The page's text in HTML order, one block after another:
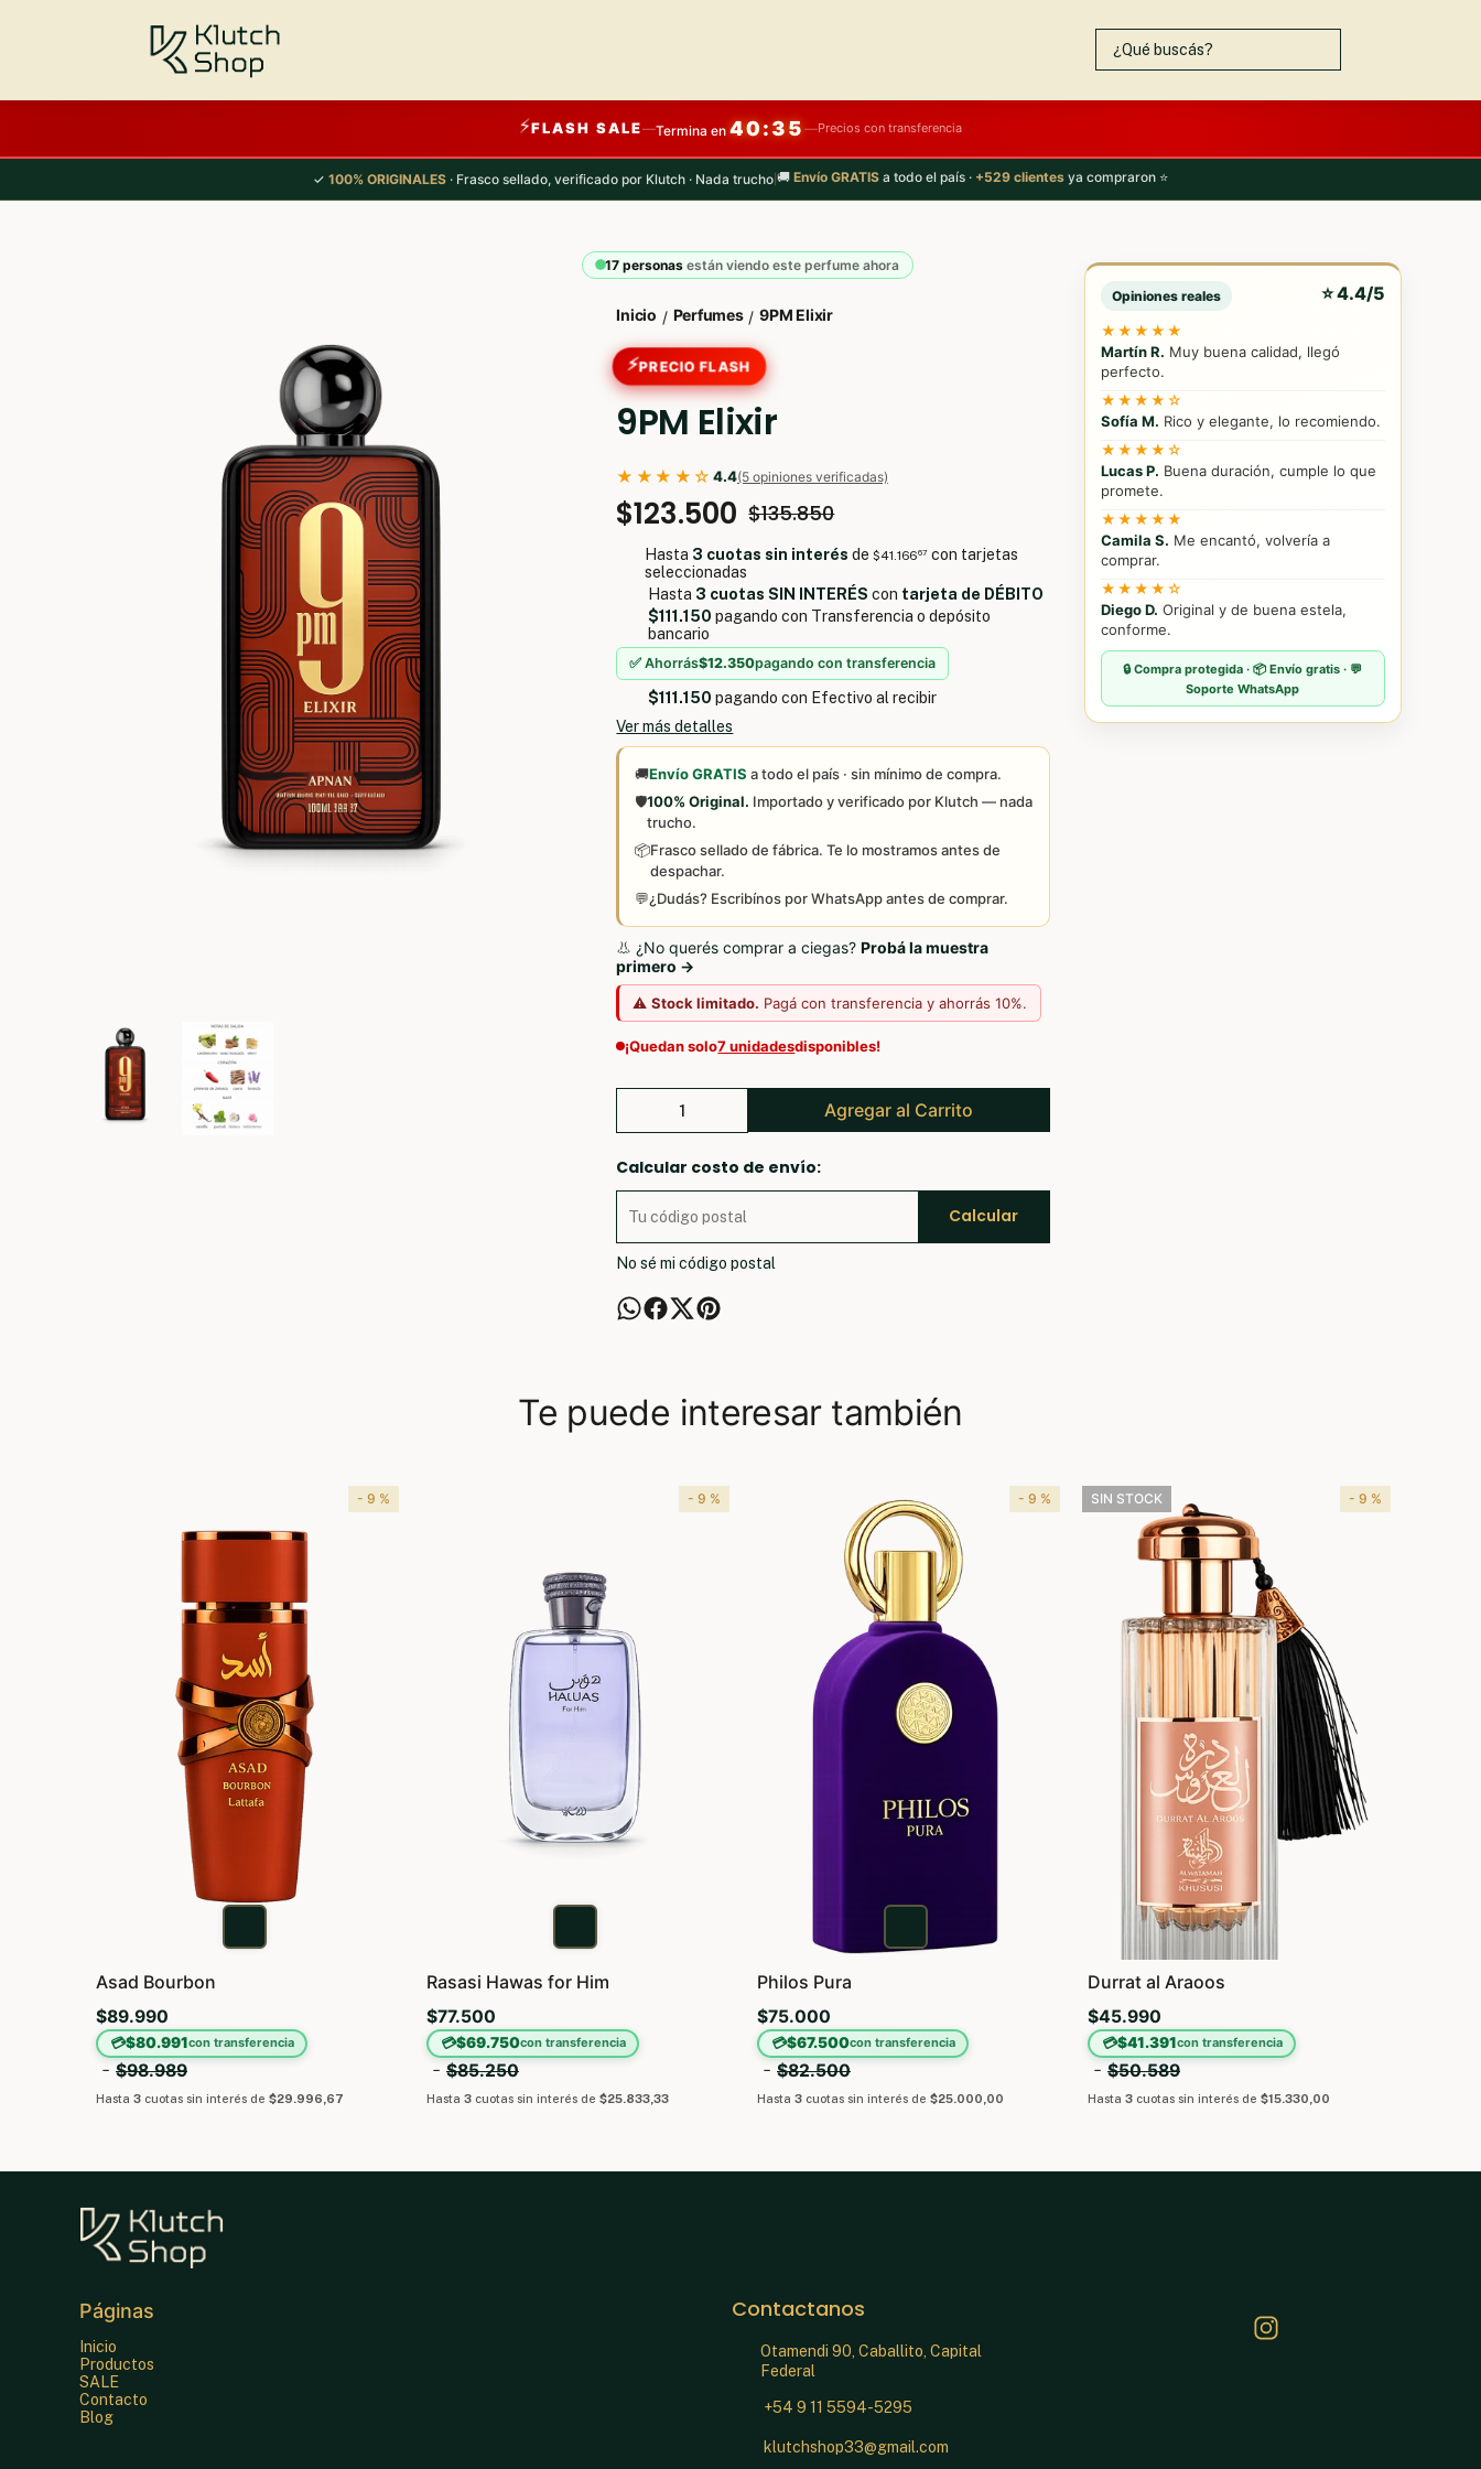
⚡FLASH SALE—Termina en 40:34 —Precios con transferencia
✓ 100% ORIGINALES · Frasco sellado, verificado por Klutch · Nada trucho 🚚 Envío GRATIS a todo el país · +529 clientes ya compraron ⭐
17 personasestán viendo este perfume ahora
Inicio / Perfumes / 9PM Elixir
⚡PRECIO FLASH
9PM Elixir
★★★★☆ 4.4(5 opiniones verificadas)
$123.500 $135.850
Hasta 3 cuotas sin interés de $41.16667con tarjetas
seleccionadas
Hasta 3 cuotas SIN INTERÉS con tarjeta de DÉBITO
$111.150 pagando con Transferencia o depósito
bancario
✅ Ahorrás$12.350pagando con transferencia
$111.150 pagando con Efectivo al recibir
Ver más detalles
🚚Envío GRATIS a todo el país · sin mínimo de compra.
🛡️100% Original. Importado y verificado por Klutch — nada
trucho.
📦Frasco sellado de fábrica. Te lo mostramos antes de
despachar.
💬¿Dudás? Escribínos por WhatsApp antes de comprar.
👃 ¿No querés comprar a ciegas? Probá la muestra
primero →
⚠️Stock limitado. Pagá con transferencia y ahorrás 10%.
¡Quedan solo7 unidadesdisponibles!
Agregar al Carrito
Calcular costo de envío:
Calcular
No sé mi código postal
Opiniones reales ⭐ 4.4/5
★★★★★
Martín R. Muy buena calidad, llegó
perfecto.
★★★★☆
Sofía M. Rico y elegante, lo recomiendo.
★★★★☆
Lucas P. Buena duración, cumple lo que
promete.
★★★★★
Camila S. Me encantó, volvería a
comprar.
★★★★☆
Diego D. Original y de buena estela,
conforme.
🔒 Compra protegida · 📦 Envío gratis · 💬
Soporte WhatsApp
Te puede interesar también
- 9 %
Asad Bourbon
$89.990
💳$80.991con transferencia
- $98.989
Hasta 3 cuotas sin interés de $29.996,67
- 9 %
Rasasi Hawas for Him
$77.500
💳$69.750con transferencia
- $85.250
Hasta 3 cuotas sin interés de $25.833,33
- 9 %
Philos Pura
$75.000
💳$67.500con transferencia
- $82.500
Hasta 3 cuotas sin interés de $25.000,00
SIN STOCK - 9 %
Durrat al Araoos
$45.990
💳$41.391con transferencia
- $50.589
Hasta 3 cuotas sin interés de $15.330,00
Páginas
Inicio
Productos
SALE
Contacto
Blog
Contactanos
Otamendi 90, Caballito, Capital
Federal
+54 9 11 5594-5295
klutchshop33@gmail.com